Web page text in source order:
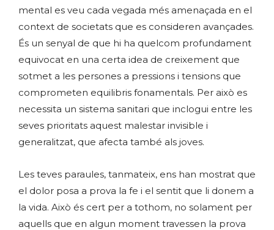
mental es veu cada vegada més amenaçada en el
context de societats que es consideren avançades.
És un senyal de que hi ha quelcom profundament
equivocat en una certa idea de creixement que
sotmet a les persones a pressions i tensions que
comprometen equilibris fonamentals. Per això es
necessita un sistema sanitari que inclogui entre les
seves prioritats aquest malestar invisible i
generalitzat, que afecta també als joves.
Les teves paraules, tanmateix, ens han mostrat que
el dolor posa a prova la fe i el sentit que li donem a
la vida. Això és cert per a tothom, no solament per
aquells que en algun moment travessen la prova